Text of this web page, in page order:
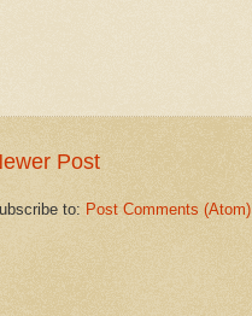
Post
to: Post Comments (Atom)